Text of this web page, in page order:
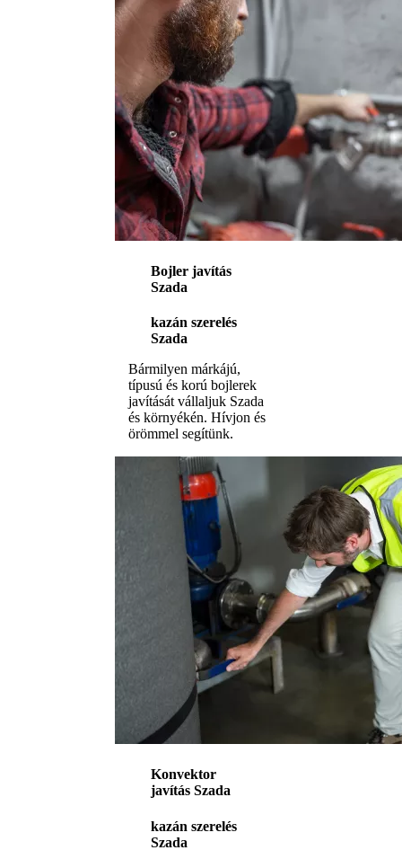
Bojler javítás
Szada
kazán szerelés
Szada
Bármilyen márkájú,
típusú és korú bojlerek
javítását vállaljuk Szada
és környékén. Hívjon és
örömmel segítünk.
Konvektor
javítás Szada
kazán szerelés
Szada